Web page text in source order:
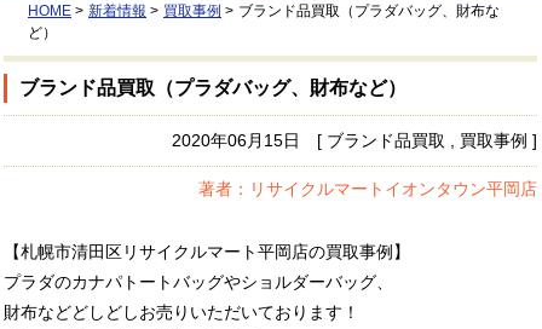
HOME > 新着情報 > 買取事例 > ブランド品買取（プラダバッグ、財布な
ど）
ブランド品買取（プラダバッグ、財布など）
2020年06月15日 [ ブランド品買取 , 買取事例 ]
著者：リサイクルマートイオンタウン平岡店
【札幌市清田区リサイクルマート平岡店の買取事例】
プラダのカナパトートバッグやショルダーバッグ、
財布などどしどしお売りいただいております！